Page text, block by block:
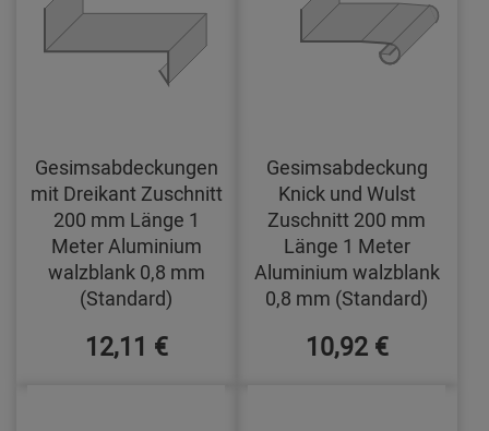
Gesimsabdeckungen
mit Dreikant Zuschnitt
200 mm Länge 1
Meter Aluminium
walzblank 0,8 mm
(Standard)
12,11 €
Gesimsabdeckung
Knick und Wulst
Zuschnitt 200 mm
Länge 1 Meter
Aluminium walzblank
0,8 mm (Standard)
10,92 €